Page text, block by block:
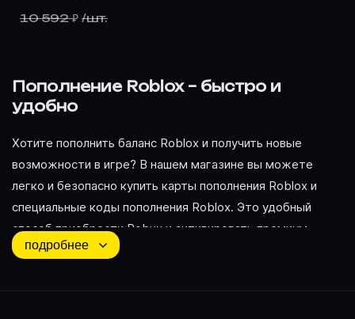
10 592 ₽ /шт.
Пополнение Roblox – быстро и
удобно
Хотите пополнить баланс Roblox и получить новые
возможности в игре? В нашем магазине вы можете
легко и безопасно купить карты пополнения Roblox и
специальные коды пополнения Roblox. Это удобный
способ приобрести Robux и активировать премиум-
функции.
подробнее